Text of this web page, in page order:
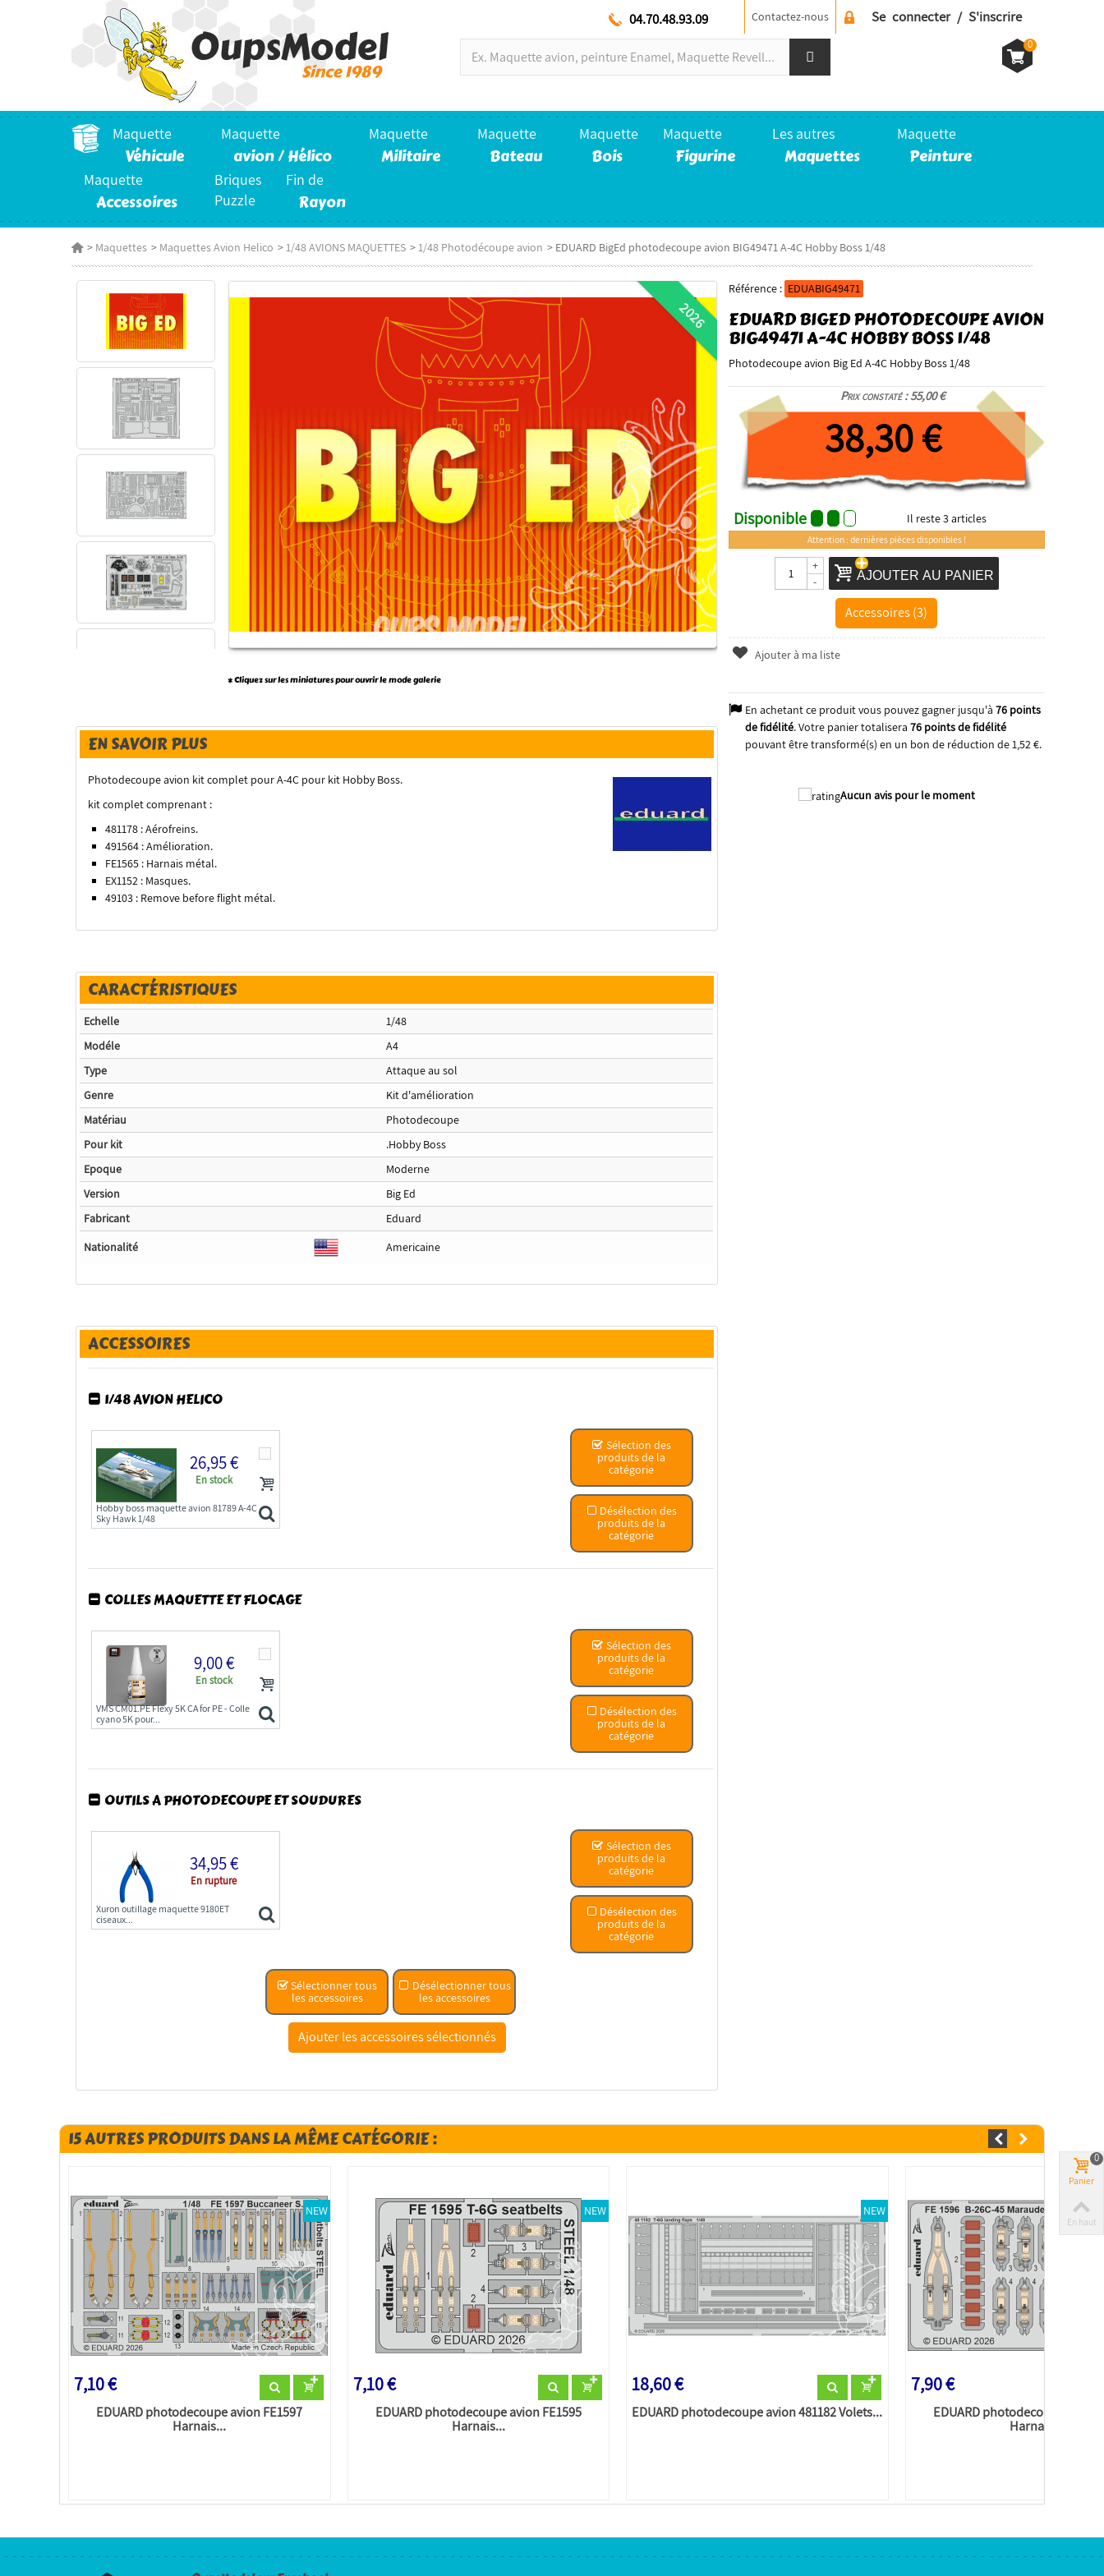
Se connecter / S'inscrire
Contactez-nous
04.70.48.93.09
0
Maquette
Véhicule
Maquette
avion / Hélico
Maquette
Militaire
Maquette
Bateau
Maquette
Bois
Maquette
Figurine
Les autres
Maquettes
Maquette
Peinture
Maquette
Accessoires
Briques
Puzzle
Fin de
Rayon
> Maquettes > Maquettes Avion Helico >1/48 AVIONS MAQUETTES >1/48 Photodécoupe avion > EDUARD BigEd photodecoupe avion BIG49471 A-4C Hobby Boss 1/48
Référence : EDUABIG49471
EDUARD BIGED PHOTODECOUPE AVION
BIG49471 A-4C HOBBY BOSS 1/48
Photodecoupe avion Big Ed A-4C Hobby Boss 1/48
Prix constaté : 55,00 €
38,30 €
Disponible Il reste3articles
Attention : dernières pièces disponibles !
-
+
AJOUTER AU PANIER
Accessoires (3)
Ajouter à ma liste
En achetant ce produit vous pouvez gagner jusqu'à 76points
de fidélité. Votre panier totalisera 76points de fidélité
pouvant être transformé(s) en un bon de réduction de1,52 €.
Aucun avis pour le moment
2026
* Cliquez sur les miniatures pour ouvrir le mode galerie
EN SAVOIR PLUS
Photodecoupe avion kit complet pour A-4C pour kit Hobby Boss.
kit complet comprenant :
481178 : Aérofreins.
491564 : Amélioration.
FE1565 : Harnais métal.
EX1152 : Masques.
49103 : Remove before flight métal.
CARACTÉRISTIQUES
Echelle
1/48
Modéle
A4
Type
Attaque au sol
Genre
Kit d'amélioration
Matériau
Photodecoupe
Pour kit
.Hobby Boss
Epoque
Moderne
Version
Big Ed
Fabricant
Eduard
Nationalité
Americaine
ACCESSOIRES
1/48 AVION HELICO
Sélection des
produits de la
catégorie
Désélection des
produits de la
catégorie
26,95 €
En stock
Hobby boss maquette avion 81789 A-4C
Sky Hawk 1/48
COLLES MAQUETTE ET FLOCAGE
Sélection des
produits de la
catégorie
Désélection des
produits de la
catégorie
9,00 €
En stock
VMS CM01.PE Flexy 5K CA for PE - Colle
cyano 5K pour...
OUTILS A PHOTODECOUPE ET SOUDURES
Sélection des
produits de la
catégorie
Désélection des
produits de la
catégorie
34,95 €
En rupture
Xuron outillage maquette 9180ET
ciseaux...
Sélectionner tous
les accessoires
Désélectionner tous
les accessoires
15 AUTRES PRODUITS DANS LA MÊME CATÉGORIE :
NEW
7,10 €
EDUARD photodecoupe avion FE1597
Harnais...
NEW
7,10 €
EDUARD photodecoupe avion FE1595
Harnais...
NEW
18,60 €
EDUARD photodecoupe avion 481182 Volets...
7,90 €
EDUARD photodecoupe avion
Harnais...
Panier
0
En haut